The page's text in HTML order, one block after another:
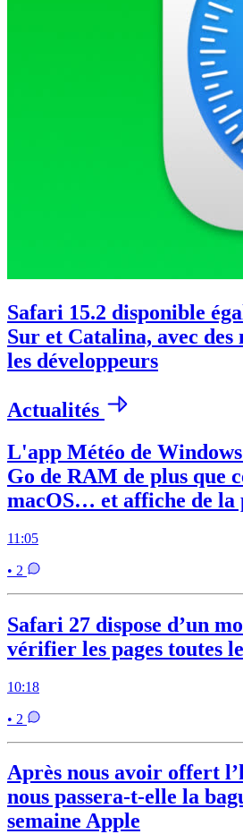
Safari 15.2 disponible
Sur et Catalina, avec des
les développeurs
Actualités
L'app Météo de Windows
Go de RAM de plus que
macOS… et affiche de la
11:05
• 2
Safari 27 dispose d’un
vérifier les pages toutes
10:18
• 2
Après nous avoir offert
nous passera-t-elle la
semaine Apple